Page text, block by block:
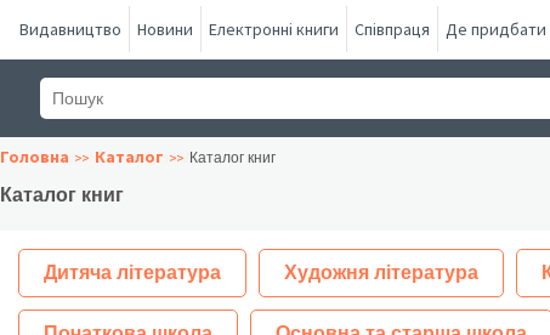
Видавництво Новини Електронні книги Співпраця Де придбати
Головна Каталог Каталог книг
Каталог книг
Дитяча література Художня література